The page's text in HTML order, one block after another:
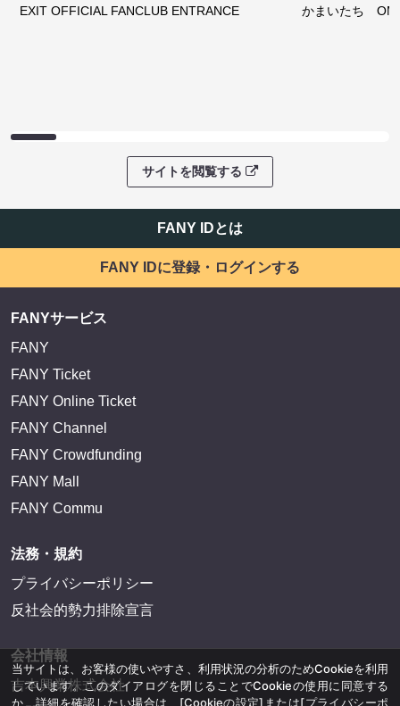
EXIT OFFICIAL FANCLUB ENTRANCE かまいたち
サイトを閲覧する
FANY IDとは
FANY IDに登録・ログインする
FANYサービス
FANY
FANY Ticket
FANY Online Ticket
FANY Channel
FANY Crowdfunding
FANY Mall
FANY Commu
法務・規約
プライバシーポリシー
反社会的勢力排除宣言
会社情報
吉本興業株式会社
当サイトは、お客様の使いやすさ、利用状況の分析のためCookieを利用
しています。このダイアログを閉じることでCookieの使用に同意する
か、詳細を確認したい場合は、 [Cookieの設定] または[プライバシーポ